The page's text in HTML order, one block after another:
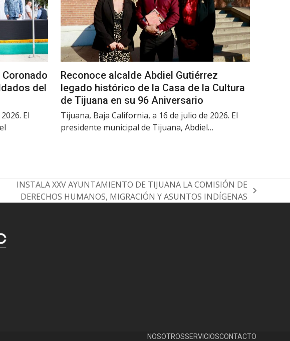
del
El
Reconoce alcalde Abdiel Gutiérrez
legado histórico de la Casa de la Cultura
de Tijuana en su 96 Aniversario
Tijuana, Baja California, a 16 de julio de 2026. El
presidente municipal de Tijuana, Abdiel…
INSTALA XXV AYUNTAMIENTO DE TIJUANA LA COMISIÓN DE
DERECHOS HUMANOS, MIGRACIÓN Y ASUNTOS INDÍGENAS
NOSOTROSSERVICIOSCONTACTO